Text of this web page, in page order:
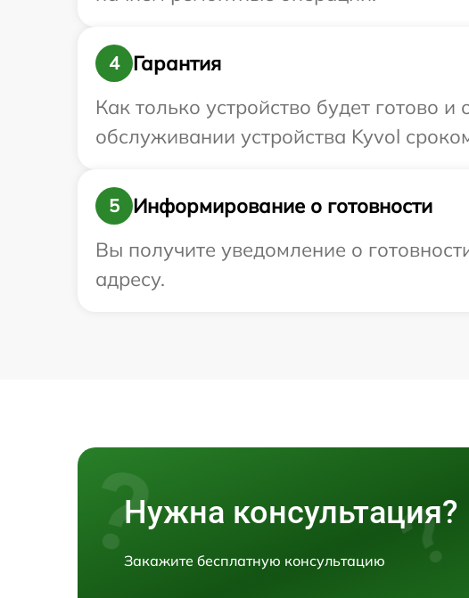
4
Гарантия
Как только устройство будет готово
обслуживании устройства Kyvol
5
Информирование о готовности
Вы получите уведомление о
адресу.
Нужна консультация?
Закажите бесплатную консультацию